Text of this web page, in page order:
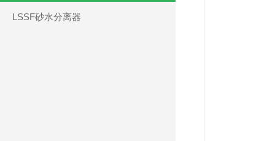
LSSF砂水分离器